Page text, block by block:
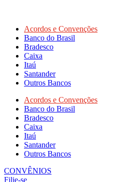
Acordos e Convenções
Banco do Brasil
Bradesco
Caixa
Itaú
Santander
Outros Bancos
Acordos e Convenções
Banco do Brasil
Bradesco
Caixa
Itaú
Santander
Outros Bancos
CONVÊNIOS
Filie-se